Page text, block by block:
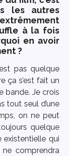
les autres
à la fois
en avoir
?
pas quelque
ça s’est fait un
bande. Je crois
tout seul d’une
on ne peut
quelque
existentielle qui
comprendra